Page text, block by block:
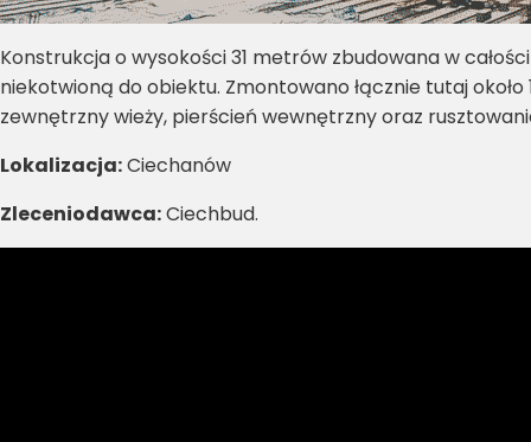
Konstrukcja o wysokości 31 metrów zbudowana w
niekotwioną do obiektu. Zmontowano łącznie tutaj
zewnętrzny wieży, pierścień wewnętrzny oraz
Lokalizacja:Ciechanów
Zleceniodawca:Ciechbud.